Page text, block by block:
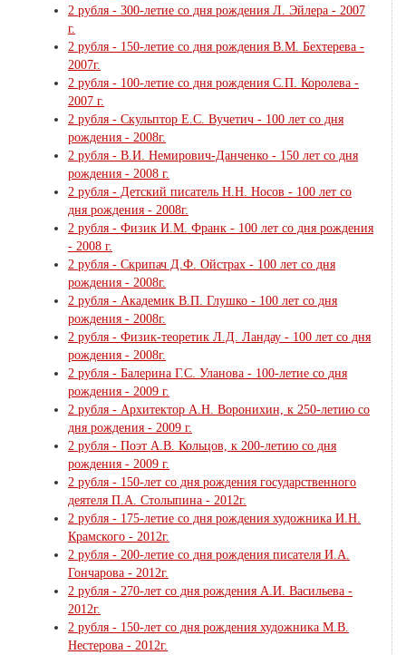
2 рубля - 300-летие со дня рождения Л. Эйлера - 2007
г.
2 рубля - 150-летие со дня рождения В.М. Бехтерева -
2007г.
2 рубля - 100-летие со дня рождения С.П. Королева -
2007 г.
2 рубля - Скульптор Е.С. Вучетич - 100 лет со дня
рождения - 2008г.
2 рубля - В.И. Немирович-Данченко - 150 лет со дня
рождения - 2008 г.
2 рубля - Детский писатель Н.Н. Носов - 100 лет со
дня рождения - 2008г.
2 рубля - Физик И.М. Франк - 100 лет со дня рождения
- 2008 г.
2 рубля - Скрипач Д.Ф. Ойстрах - 100 лет со дня
рождения - 2008г.
2 рубля - Академик В.П. Глушко - 100 лет со дня
рождения - 2008г.
2 рубля - Физик-теоретик Л.Д. Ландау - 100 лет со дня
рождения - 2008г.
2 рубля - Балерина Г.С. Уланова - 100-летие со дня
рождения - 2009 г.
2 рубля - Архитектор А.Н. Воронихин, к 250-летию со
дня рождения - 2009 г.
2 рубля - Поэт А.В. Кольцов, к 200-летию со дня
рождения - 2009 г.
2 рубля - 150-лет со дня рождения государственного
деятеля П.А. Столыпина - 2012г.
2 рубля - 175-летие со дня рождения художника И.Н.
Крамского - 2012г.
2 рубля - 200-летие со дня рождения писателя И.А.
Гончарова - 2012г.
2 рубля - 270-лет со дня рождения А.И. Васильева -
2012г.
2 рубля - 150-лет со дня рождения художника М.В.
Нестерова - 2012г.